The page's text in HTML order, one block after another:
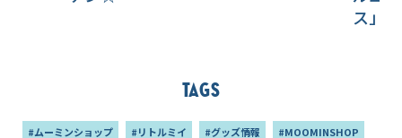
ス」
Tags
#ムーミンショップ #リトルミイ #グッズ情報
#MOOMINSHOP